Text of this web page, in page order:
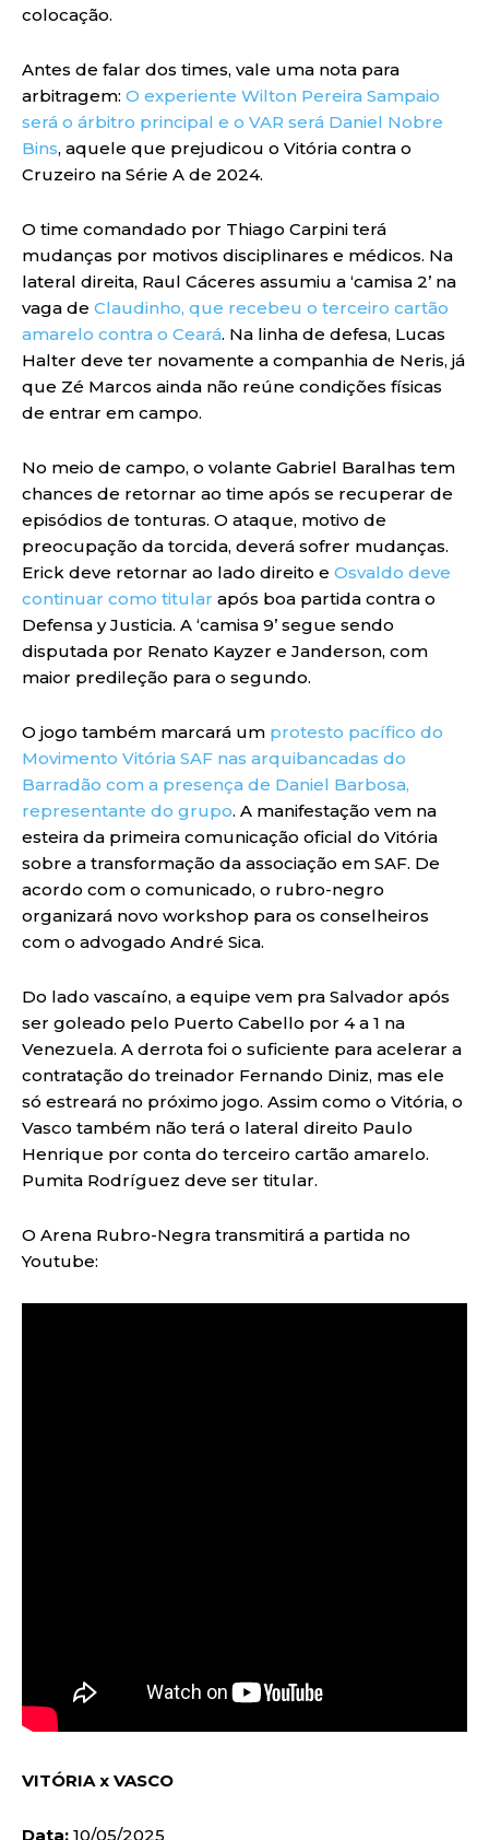
colocação.
Antes de falar dos times, vale uma nota para
arbitragem: O experiente Wilton Pereira Sampaio
será o árbitro principal e o VAR será Daniel Nobre
Bins, aquele que prejudicou o Vitória contra o
Cruzeiro na Série A de 2024.
O time comandado por Thiago Carpini terá
mudanças por motivos disciplinares e médicos. Na
lateral direita, Raul Cáceres assumiu a ‘camisa 2’ na
vaga de Claudinho, que recebeu o terceiro cartão
amarelo contra o Ceará. Na linha de defesa, Lucas
Halter deve ter novamente a companhia de Neris, já
que Zé Marcos ainda não reúne condições físicas
de entrar em campo.
No meio de campo, o volante Gabriel Baralhas tem
chances de retornar ao time após se recuperar de
episódios de tonturas. O ataque, motivo de
preocupação da torcida, deverá sofrer mudanças.
Erick deve retornar ao lado direito e Osvaldo deve
continuar como titular após boa partida contra o
Defensa y Justicia. A ‘camisa 9’ segue sendo
disputada por Renato Kayzer e Janderson, com
maior predileção para o segundo.
O jogo também marcará um protesto pacífico do
Movimento Vitória SAF nas arquibancadas do
Barradão com a presença de Daniel Barbosa,
representante do grupo. A manifestação vem na
esteira da primeira comunicação oficial do Vitória
sobre a transformação da associação em SAF. De
acordo com o comunicado, o rubro-negro
organizará novo workshop para os conselheiros
com o advogado André Sica.
Do lado vascaíno, a equipe vem pra Salvador após
ser goleado pelo Puerto Cabello por 4 a 1 na
Venezuela. A derrota foi o suficiente para acelerar a
contratação do treinador Fernando Diniz, mas ele
só estreará no próximo jogo. Assim como o Vitória, o
Vasco também não terá o lateral direito Paulo
Henrique por conta do terceiro cartão amarelo.
Pumita Rodríguez deve ser titular.
O Arena Rubro-Negra transmitirá a partida no
Youtube:
VITÓRIA x VASCO
Data: 10/05/2025